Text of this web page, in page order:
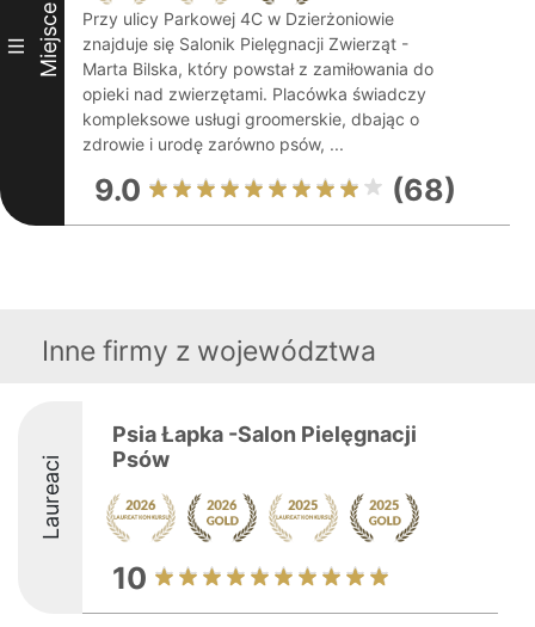
III Miejsce
Przy ulicy Parkowej 4C w Dzierżoniowie
znajduje się Salonik Pielęgnacji Zwierząt -
Marta Bilska, który powstał z zamiłowania do
opieki nad zwierzętami. Placówka świadczy
kompleksowe usługi groomerskie, dbając o
zdrowie i urodę zarówno psów, ...
9.0 (68)
Inne firmy z województwa
Laureaci
Psia Łapka -Salon Pielęgnacji
Psów
10